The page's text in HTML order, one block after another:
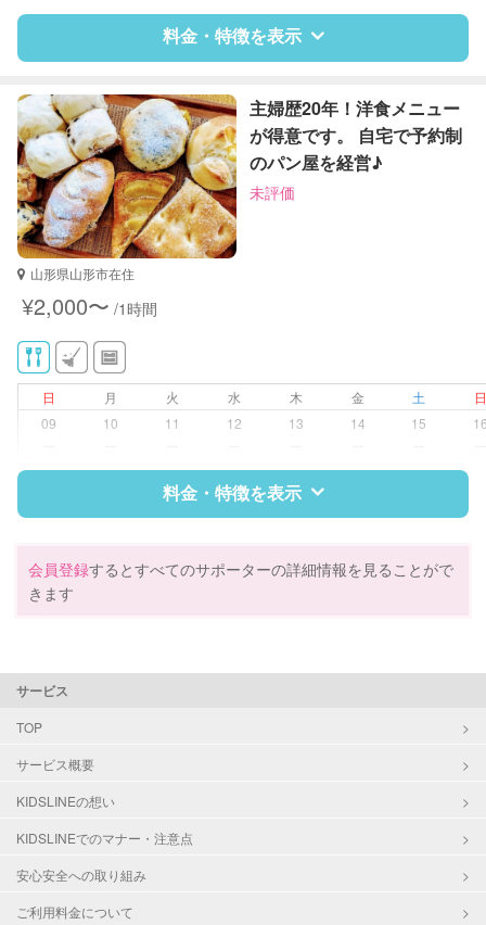
料金・特徴を表示
特徴 料金 レビュー
サポートの特徴
資格 なし
対応可能/特徴
近隣買い物
主婦歴20年！洋食メニュー
が得意です。 自宅で予約制
のパン屋を経営♪
未評価
山形県山形市在住
¥2,000〜 /1時間
日 月 火 水 木 金 土
09
10 11 12 13 14 15
料金・特徴を表示
資格 なし
対応可能/特徴
会員登録するとすべてのサポーターの詳細情報を見ることがで
きます
サービス
TOP
サービス概要
KIDSLINEの想い
KIDSLINEでのマナー・注意点
安心安全への取り組み
ご利用料金について